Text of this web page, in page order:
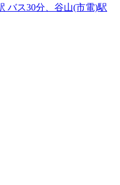
バス30分、谷山(市電)駅